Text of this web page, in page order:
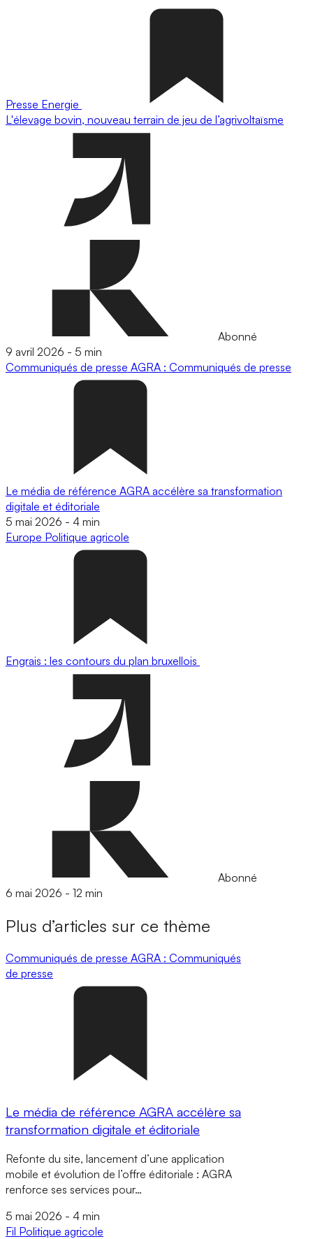
Presse Energie
L'élevage bovin, nouveau terrain de jeu de l’agrivoltaïsme
Abonné
9 avril 2026 - 5 min
Communiqués de presse AGRA : Communiqués de presse
Le média de référence AGRA accélère sa transformation
digitale et éditoriale
5 mai 2026 - 4 min
Europe Politique agricole
Engrais : les contours du plan bruxellois
Abonné
6 mai 2026 - 12 min
Plus d’articles sur ce thème
Communiqués de presse AGRA : Communiqués
de presse
Le média de référence AGRA accélère sa
transformation digitale et éditoriale
Refonte du site, lancement d’une application
mobile et évolution de l’offre éditoriale : AGRA
renforce ses services pour…
5 mai 2026 - 4 min
Fil Politique agricole